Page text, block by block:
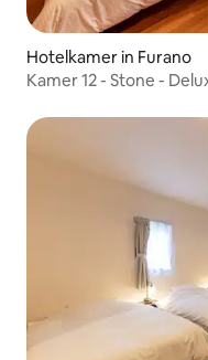
Hotelkamer in Furano
Kamer 12 - Stone -